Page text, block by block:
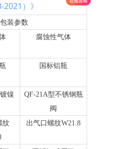
2021）》
包装参数
腐蚀性气体
国标铝瓶
镍
QF-21A型不锈钢瓶
阀
纹
出气口螺纹W21.8